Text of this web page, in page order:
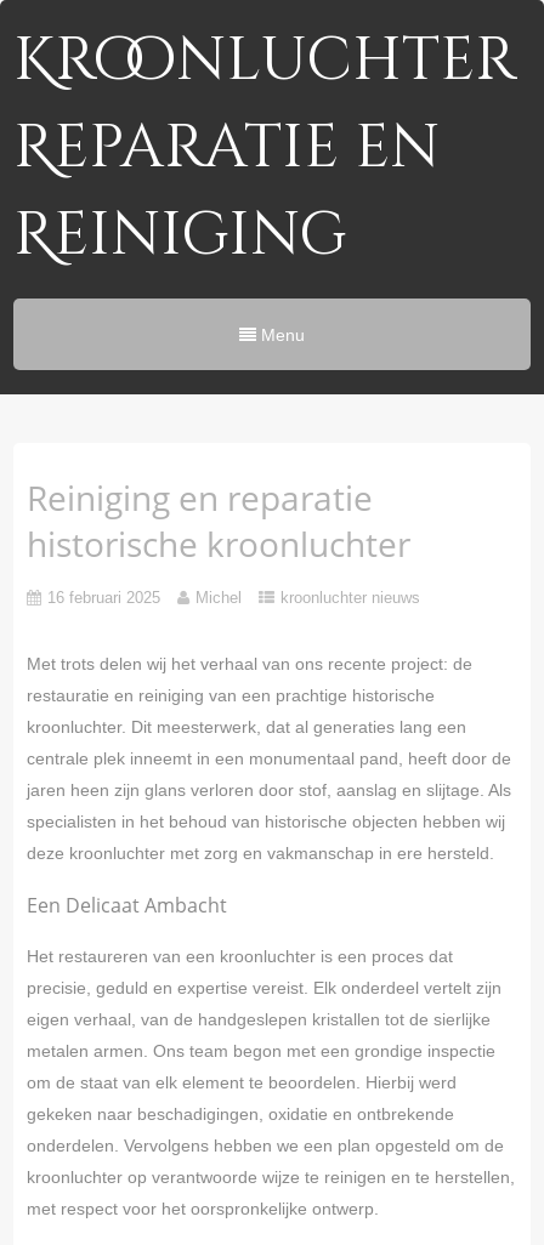
Kroonluchter
Reparatie en
Reiniging
Menu
Reiniging en reparatie
historische kroonluchter
16 februari 2025 Michel kroonluchter nieuws
Met trots delen wij het verhaal van ons recente project: de
restauratie en reiniging van een prachtige historische
kroonluchter. Dit meesterwerk, dat al generaties lang een
centrale plek inneemt in een monumentaal pand, heeft door de
jaren heen zijn glans verloren door stof, aanslag en slijtage. Als
specialisten in het behoud van historische objecten hebben wij
deze kroonluchter met zorg en vakmanschap in ere hersteld.
Een Delicaat Ambacht
Het restaureren van een kroonluchter is een proces dat
precisie, geduld en expertise vereist. Elk onderdeel vertelt zijn
eigen verhaal, van de handgeslepen kristallen tot de sierlijke
metalen armen. Ons team begon met een grondige inspectie
om de staat van elk element te beoordelen. Hierbij werd
gekeken naar beschadigingen, oxidatie en ontbrekende
onderdelen. Vervolgens hebben we een plan opgesteld om de
kroonluchter op verantwoorde wijze te reinigen en te herstellen,
met respect voor het oorspronkelijke ontwerp.